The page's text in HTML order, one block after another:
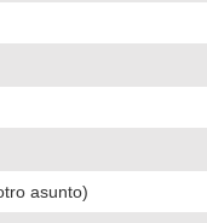
asunto)